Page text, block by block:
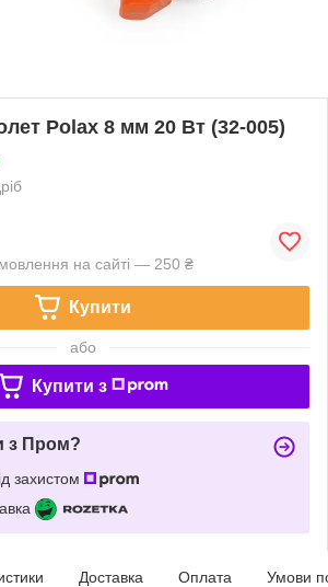
Polax 8 мм 20 Вт (32-005)
на сайті — 250 ₴
Купити
або
Купити з
з Пром?
захистом
Доставка Оплата Умови